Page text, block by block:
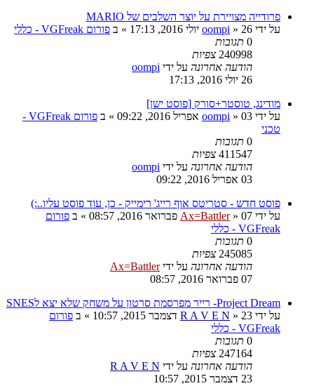
פרודייה מצויירת על יוצר השלבים של MARIO
על ידי
oompi » 26 יולי 2016, 17:13 » ב פורום VGFreak - כללי
0 תגובות
240998 צפיות
הודעה אחרונה על ידי oompi
26 יולי 2016, 17:13
מודינג, טוסטר+סורק [פוסט ישן]
על ידי
oompi » 03 אפריל 2016, 09:22 » ב
פורום VGFreak -
טכני
0 תגובות
411547 צפיות
הודעה אחרונה על ידי oompi
03 אפריל 2016, 09:22
פוסט חדש - סטריטס אוף רייג' רימייק - כן, עוד פוסט עליו..:)
על ידי
Ax=Battler» 07 פברואר 2016, 08:57 » ב פורום
VGFreak - כללי
0 תגובות
245085 צפיות
הודעה אחרונה על ידיAx=Battler
07 פברואר 2016, 08:57
Project Dream- רייר מפרסמת סרטון על משחק שלא יצא לSNES
על ידי
R A V E N » 23 דצמבר 2015, 10:57 » ב פורום
VGFreak - כללי
0 תגובות
247164 צפיות
הודעה אחרונה על ידי R A V E N
23 דצמבר 2015, 10:57